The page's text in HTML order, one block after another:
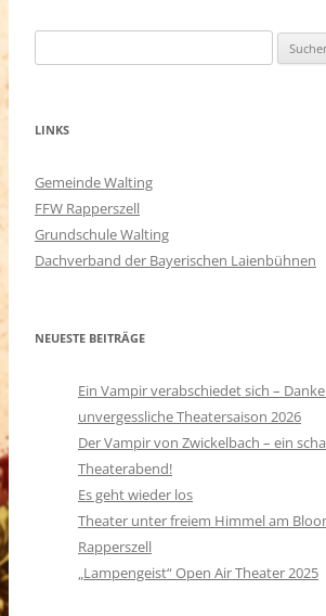
nach:
LINKS
Gemeinde Walting
FFW Rapperszell
Grundschule Walting
Dachverband der Bayerischen Laienbühnen
NEUESTE BEITRÄGE
Ein Vampir verabschiedet sich –
unvergessliche Theatersaison 2026
Der Vampir von Zwickelbach – ein
Theaterabend!
Es geht wieder los
Theater unter freiem Himmel am
Rapperszell
„Lampengeist“ Open Air Theater 2025